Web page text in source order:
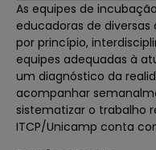
As equipes de
educadoras de
por princípio,
equipes adequadas à
um diagnóstico da
acompanhar
sistematizar o trabalho
ITCP/Unicamp conta